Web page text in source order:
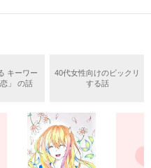
です＊
。
いるのだが、後輩の姫原由
にされ、一人こっそり泣い
』🐥
キーワー
」 の話
40代女性向けのビックリ
する話